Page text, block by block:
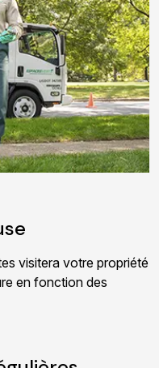
visitera votre propriété
en fonction des